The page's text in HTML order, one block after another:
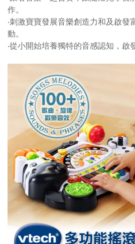
作。
‧刺激寶寶發展音樂創造力和及啟發
動。
‧從小開始培養獨特的音感認知，啟